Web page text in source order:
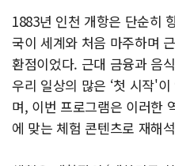
1883년 인천 개항은 단순히
국이 세계와 처음 마주하며
환점이었다. 근대 금융과 음
우리 일상의 많은 ‘첫 시작'
며, 이번 프로그램은 이러한
에 맞는 체험 콘텐츠로 재해